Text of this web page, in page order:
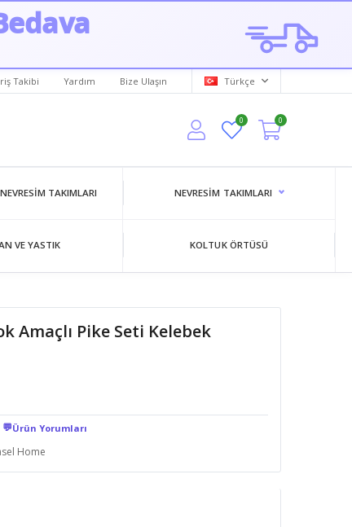
Takibi Yardım Bize Ulaşın Türkçe
0 0
TAKIMLARI NEVRESIM TAKIMLARI
VE YASTIK KOLTUK ÖRTÜSÜ
Amaçlı Pike Seti Kelebek
💬Ürün Yorumları
Home